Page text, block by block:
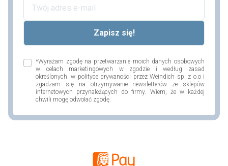
*Wyrażam zgodę na przetwarzanie moich danych osobowych
w celach marketingowych w zgodzie i według zasad
określonych w polityce prywaności przez Weindich sp. z o.o i
zgadzam się na otrzymywanie newsletterów ze sklepów
internetowych przynależących do firmy. Wiem, że w każdej
chwili mogę odwołać zgodę.